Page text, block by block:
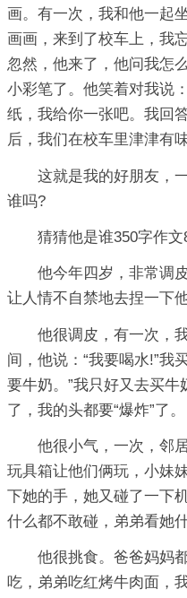
画。有一次，我和他一起
画画，来到了校车上，我
忽然，他来了，他问我怎
小彩笔了。他笑着对我说
纸，我给你一张吧。我回
后，我们在校车里津津有
这就是我的好朋友，
谁吗?
猜猜他是谁350字作文
他今年四岁，非常调
让人情不自禁地去捏一下
他很调皮，有一次，
间，他说：“我要喝水!”我
要牛奶。”我只好又去买
了，我的头都要“爆炸”了。
他很小气，一次，邻
玩具箱让他们俩玩，小妹
下她的手，她又碰了一下
什么都不敢碰，弟弟看她
他很挑食。爸爸妈妈
吃，弟弟吃红烤牛肉面，